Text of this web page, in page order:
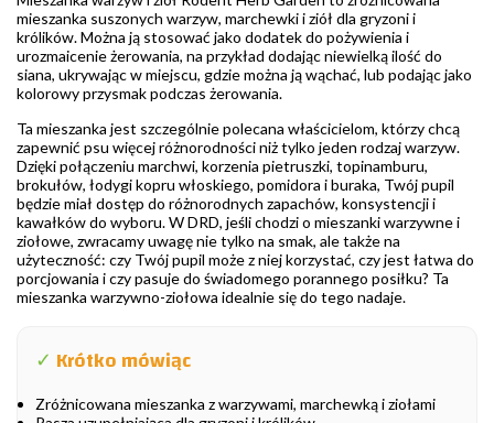
mieszanka suszonych warzyw, marchewki i ziół dla gryzoni i
królików. Można ją stosować jako dodatek do pożywienia i
urozmaicenie żerowania, na przykład dodając niewielką ilość do
siana, ukrywając w miejscu, gdzie można ją wąchać, lub podając jako
kolorowy przysmak podczas żerowania.
Ta mieszanka jest szczególnie polecana właścicielom, którzy chcą
zapewnić psu więcej różnorodności niż tylko jeden rodzaj warzyw.
Dzięki połączeniu marchwi, korzenia pietruszki, topinamburu,
brokułów, łodygi kopru włoskiego, pomidora i buraka, Twój pupil
będzie miał dostęp do różnorodnych zapachów, konsystencji i
kawałków do wyboru. W DRD, jeśli chodzi o mieszanki warzywne i
ziołowe, zwracamy uwagę nie tylko na smak, ale także na
użyteczność: czy Twój pupil może z niej korzystać, czy jest łatwa do
porcjowania i czy pasuje do świadomego porannego posiłku? Ta
mieszanka warzywno-ziołowa idealnie się do tego nadaje.
✓ Krótko mówiąc
Zróżnicowana mieszanka z warzywami, marchewką i ziołami